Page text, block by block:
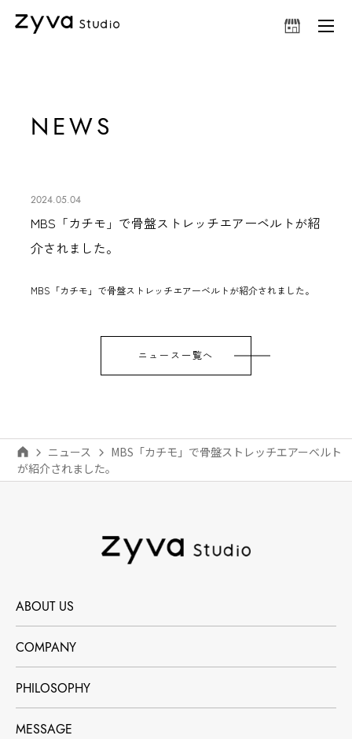
NEWS
2024.05.04
MBS「カチモ」で骨盤ストレッチエアーベルトが紹
介されました。
MBS「カチモ」で骨盤ストレッチエアーベルトが紹介されました。
ニュース一覧へ
ニュース
MBS「カチモ」で骨盤ストレッチエアーベルト
が紹介されました。
ABOUT US
COMPANY
PHILOSOPHY
MESSAGE